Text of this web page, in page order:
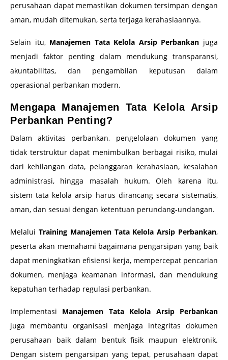
perusahaan dapat memastikan dokumen tersimpan dengan
aman, mudah ditemukan, serta terjaga kerahasiaannya.
Selain itu, Manajemen Tata Kelola Arsip Perbankan juga
menjadi faktor penting dalam mendukung transparansi,
akuntabilitas, dan pengambilan keputusan dalam
operasional perbankan modern.
Mengapa Manajemen Tata Kelola Arsip
Perbankan Penting?
Dalam aktivitas perbankan, pengelolaan dokumen yang
tidak terstruktur dapat menimbulkan berbagai risiko, mulai
dari kehilangan data, pelanggaran kerahasiaan, kesalahan
administrasi, hingga masalah hukum. Oleh karena itu,
sistem tata kelola arsip harus dirancang secara sistematis,
aman, dan sesuai dengan ketentuan perundang-undangan.
Melalui Training Manajemen Tata Kelola Arsip Perbankan,
peserta akan memahami bagaimana pengarsipan yang baik
dapat meningkatkan efisiensi kerja, mempercepat pencarian
dokumen, menjaga keamanan informasi, dan mendukung
kepatuhan terhadap regulasi perbankan.
Implementasi Manajemen Tata Kelola Arsip Perbankan
juga membantu organisasi menjaga integritas dokumen
perusahaan baik dalam bentuk fisik maupun elektronik.
Dengan sistem pengarsipan yang tepat, perusahaan dapat